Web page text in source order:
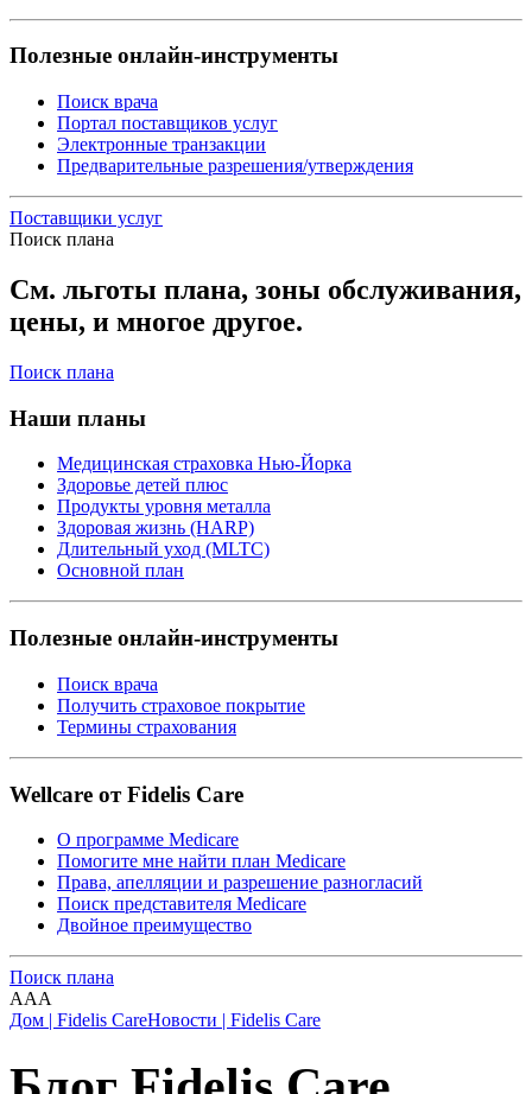
Полезные онлайн-инструменты
Поиск врача
Портал поставщиков услуг
Электронные транзакции
Предварительные разрешения/утверждения
Поставщики услуг
Поиск плана
См. льготы плана, зоны обслуживания,
цены, и многое другое.
Поиск плана
Наши планы
Медицинская страховка Нью-Йорка
Здоровье детей плюс
Продукты уровня металла
Здоровая жизнь (HARP)
Длительный уход (MLTC)
Основной план
Полезные онлайн-инструменты
Поиск врача
Получить страховое покрытие
Термины страхования
Wellcare от Fidelis Care
О программе Medicare
Помогите мне найти план Medicare
Права, апелляции и разрешение разногласий
Поиск представителя Medicare
Двойное преимущество
Поиск плана
AAA
Дом | Fidelis CareНовости | Fidelis Care